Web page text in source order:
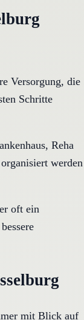
Versorgung, die
Schritte
Reha
werden
oft ein
mit Blick auf